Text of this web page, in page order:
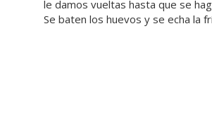
le damos vueltas hasta que se
Se baten los huevos y se echa la